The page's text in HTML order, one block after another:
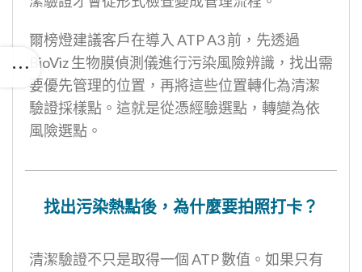
爾榜燈建議客戶在導入 ATP A3 前，先透過
BioViz 生物膜偵測儀進行污染風險辨識，找出需
要優先管理的位置，再將這些位置轉化為清潔
驗證採樣點。這就是從憑經驗選點，轉變為依
風險選點。
找出污染熱點後，為什麼要拍照打卡？
清潔驗證不只是取得一個 ATP 數值。如果只有